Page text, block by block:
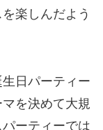
楽しんだよう
日パーティー
を決めて大規
ーティーでは